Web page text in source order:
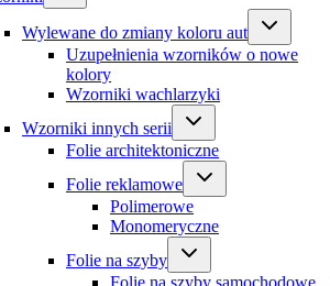
Wylewane do zmiany koloru aut
Uzupełnienia wzorników o nowe
kolory
Wzorniki wachlarzyki
Wzorniki innych serii
Folie architektoniczne
Folie reklamowe
Polimerowe
Monomeryczne
Folie na szyby
Folie na szyby samochodowe